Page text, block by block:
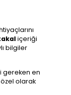
içeriği
bilgiler
gereken en
özel olarak